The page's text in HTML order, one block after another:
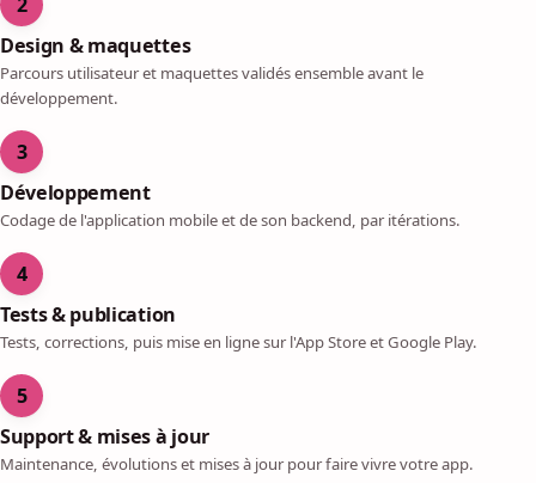
Design & maquettes
Parcours utilisateur et maquettes validés ensemble avant le
développement.
3
Développement
Codage de l'application mobile et de son backend, par itérations.
4
Tests & publication
Tests, corrections, puis mise en ligne sur l'App Store et Google Play.
5
Support & mises à jour
Maintenance, évolutions et mises à jour pour faire vivre votre app.